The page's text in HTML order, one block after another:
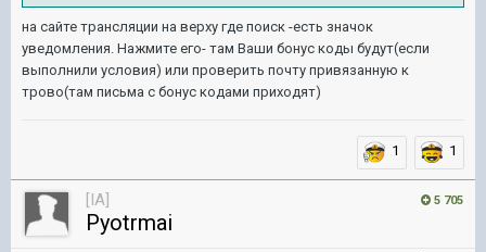
на сайте трансляции на верху где поиск -есть значок
уведомления. Нажмите его- там Ваши бонус коды будут(если
выполнили условия) или проверить почту привязанную к
трово(там письма с бонус кодами приходят)
1 1
5 705
[IA]
Pyotrmai